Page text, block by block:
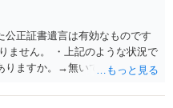
公正証書遺言は有効なものです
ません。 ・上記のような状況で
りますか。→無いです。 ・分割
ので、どこが妥当とは言えない